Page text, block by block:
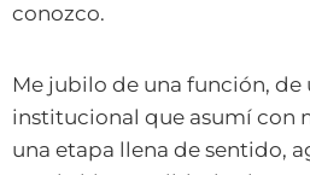
conozco.
Me jubilo de una función,
institucional que asumí con
una etapa llena de sentido,